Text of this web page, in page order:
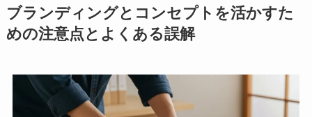
ブランディングとコンセプトを活かすた
めの注意点とよくある誤解